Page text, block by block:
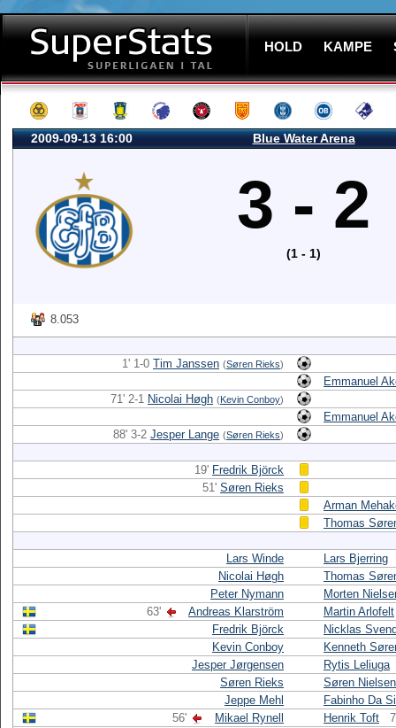
HOLD KAMPE
2009-09-13 16:00 Blue Water Arena
3 - 2
(1 - 1)
8.053
1' 1-0 Tim Janssen (Søren Rieks)
Emmanuel
71' 2-1 Nicolai Høgh (Kevin Conboy)
Emmanuel
88' 3-2 Jesper Lange (Søren Rieks)
19' Fredrik Björck
51' Søren Rieks
Arman
Thomas
Lars Winde
Lars Bjerring
Nicolai Høgh
Thomas
Peter Nymann
Morten
63'
Andreas Klarström
Martin Arlofelt
Fredrik Björck
Nicklas
Kevin Conboy
Kenneth
Jesper Jørgensen
Rytis Leliuga
Søren Rieks
Søren Nielsen
Jeppe Mehl
Fabinho Da
56'
Mikael Rynell Henrik Toft